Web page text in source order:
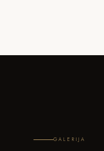
GALERIJA